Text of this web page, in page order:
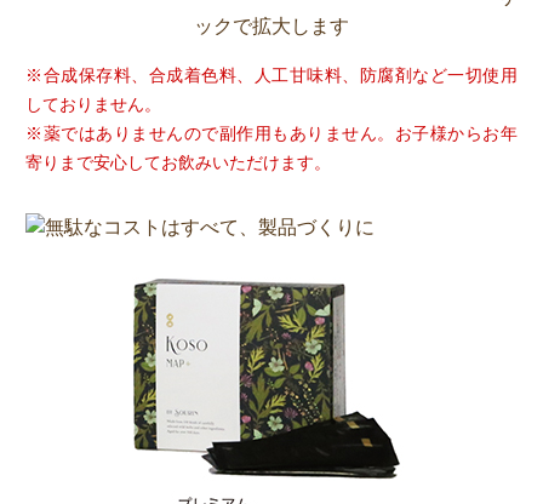
ックで拡大します
※合成保存料、合成着色料、人工甘味料、防腐剤など一切使用
しておりません。
※薬ではありませんので副作用もありません。お子様からお年
寄りまで安心してお飲みいただけます。